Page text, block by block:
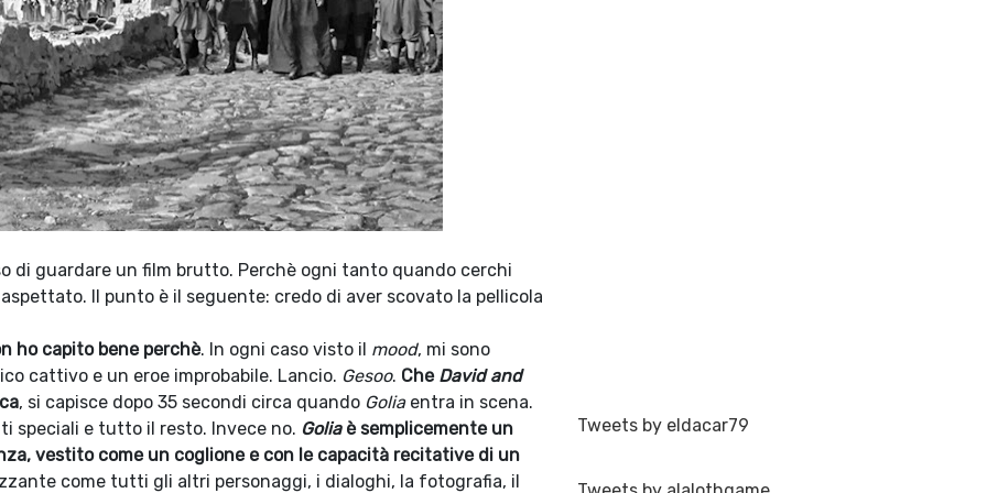
di guardare un film brutto. Perchè ogni tanto quando cerchi
Il punto è il seguente: credo di aver scovato la pellicola
ho capito bene perchè. In ogni caso visto il mood, mi sono
cattivo e un eroe improbabile. Lancio. Gesoo. Che David and
, si capisce dopo 35 secondi circa quando Golia entra in scena.
speciali e tutto il resto. Invece no. Goliaè semplicemente un
vestito come un coglione e con le capacità recitative di un
come tutti gli altri personaggi, i dialoghi, la fotografia, il
Tweets by eldacar79